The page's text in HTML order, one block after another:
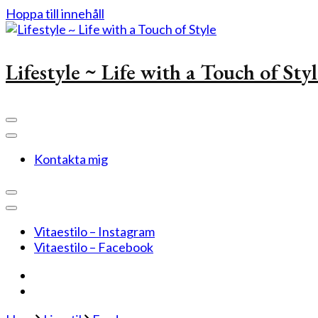
Hoppa till innehåll
Lifestyle ~ Life with a Touch of
Kontakta mig
Vitaestilo – Instagram
Vitaestilo – Facebook